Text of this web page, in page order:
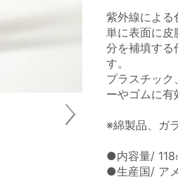
紫外線による
単に表面に皮
分を補填する
す。
プラスチック
ーやゴムに有
※綿製品、ガ
●内容量/ 118
●生産国/ ア